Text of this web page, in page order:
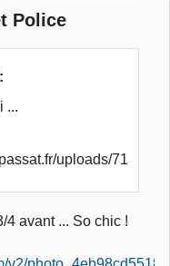
Police
4 avant ... So chic !